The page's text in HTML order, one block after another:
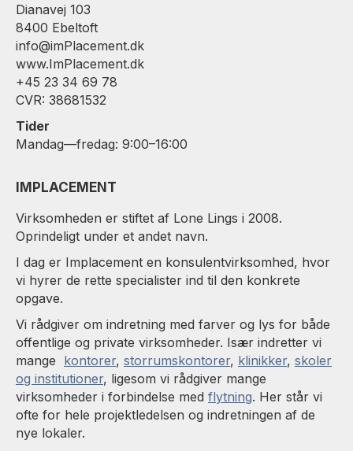
Dianavej 103
8400 Ebeltoft
info@imPlacement.dk
www.ImPlacement.dk
+45 23 34 69 78
CVR: 38681532
Tider
Mandag—fredag: 9:00–16:00
IMPLACEMENT
Virksomheden er stiftet af Lone Lings i 2008.
Oprindeligt under et andet navn.
I dag er Implacement en konsulentvirksomhed, hvor
vi hyrer de rette specialister ind til den konkrete
opgave.
Vi rådgiver om indretning med farver og lys for både
offentlige og private virksomheder. Især indretter vi
mange kontorer, storrumskontorer, klinikker, skoler
og institutioner, ligesom vi rådgiver mange
virksomheder i forbindelse med flytning. Her står vi
ofte for hele projektledelsen og indretningen af de
nye lokaler.